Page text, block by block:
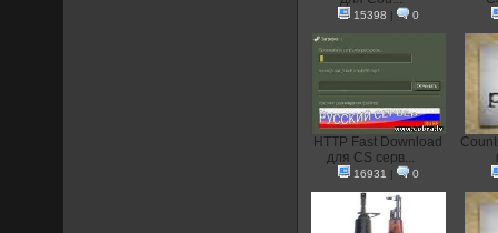
15398 | 0
HTTP Fast Download
для CS серв...
16931 | 0